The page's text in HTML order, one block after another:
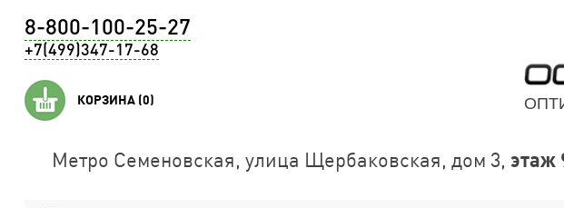
8-800-100-25-27
+7(499)347-17-68
КОРЗИНА (0)
Метро Семеновская, улица Щербаковская, дом 3, этаж